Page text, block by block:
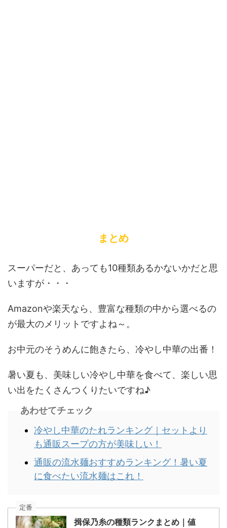
まとめ
スーパーだと、あっても10種類あるかないかだと思
いますが・・・
Amazonや楽天なら、豊富な種類の中から選べるの
が最大のメリットですよね～。
お中元のそうめんに飽きたら、冷やし中華の出番！
暑い夏も、美味しい冷やし中華を食べて、楽しい思
い出をたくさんつくりたいですね♪
あわせてチェック
冷やし中華のたれランキング｜セットより
も通販スープの方が美味しい！
通販の流水麺おすすめランキング！暑い夏
に食べたい流水麺はこれ！
定番
揖保乃糸の種類ランクまとめ｜値